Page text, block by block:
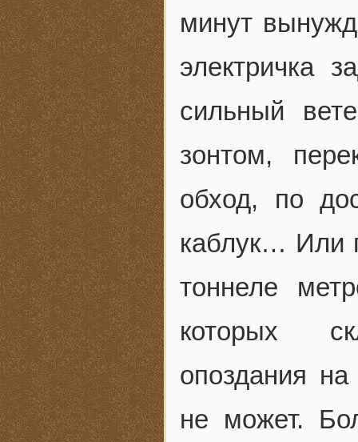
минут
электричка
сильный
зонтом,
обход, по
каблук… Или
тоннеле
которых
опоздания
не может.